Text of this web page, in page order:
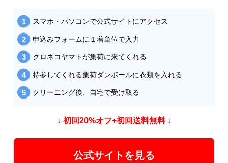
スマホ・パソコンで公式サイトにアクセス
申込みフォームに１着単位で入力
クロネコヤマトが集荷に来てくれる
持参してくれる集荷ダンボールに衣類を入れる
クリーニング後、自宅で受け取る
↓ 初回20%オフ+初回送料無料 ↓
公式サイトを見る